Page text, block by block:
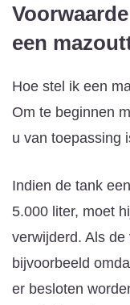
een
Hoe stel ik een
Om te beginnen
u van toepassing
Indien de tank
5.000 liter, moet
verwijderd. Als
bijvoorbeeld
er besloten